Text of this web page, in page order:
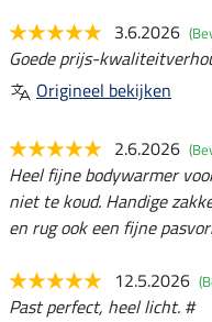
3.6.2026
Goede prijs-
Origineel bekijken
2.6.2026
Heel fijne bodywarmer
niet te koud. Handige
en rug ook een fijne
12.5.2026
Past perfect, heel licht. #